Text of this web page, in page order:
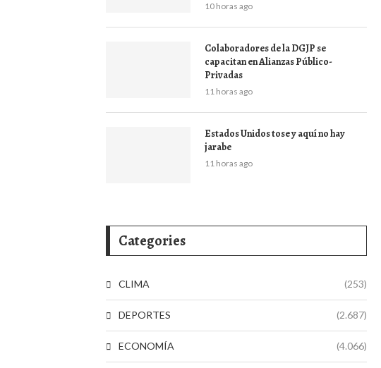
10 horas ago
Colaboradores de la DGJP se
capacitan en Alianzas Público-
Privadas
11 horas ago
Estados Unidos tose y aquí no hay
jarabe
11 horas ago
Categories
CLIMA (253)
DEPORTES (2.687)
ECONOMÍA (4.066)